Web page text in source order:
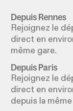
Depuis Rennes
Rejoignez le
direct en
même gare.
Depuis Paris
Rejoignez le
direct en
depuis la